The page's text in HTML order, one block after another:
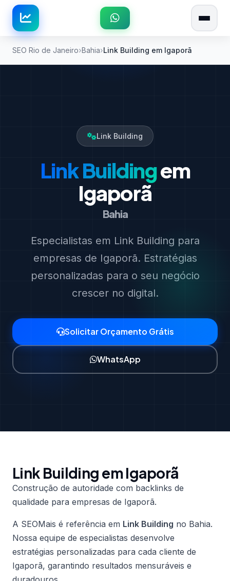
SEO Rio de Janeiro Bahia Link Building em Igaporã
Link Building
Link Buildingem
Igaporã
Bahia
Especialistas em Link Building para
empresas de Igaporã. Estratégias
personalizadas para o seu negócio
crescer no digital.
Solicitar Orçamento Grátis
WhatsApp
Link Building em Igaporã
Construção de autoridade com backlinks de
qualidade para empresas de Igaporã.
A SEOMais é referência em Link Building no Bahia.
Nossa equipe de especialistas desenvolve
estratégias personalizadas para cada cliente de
Igaporã, garantindo resultados mensuráveis e